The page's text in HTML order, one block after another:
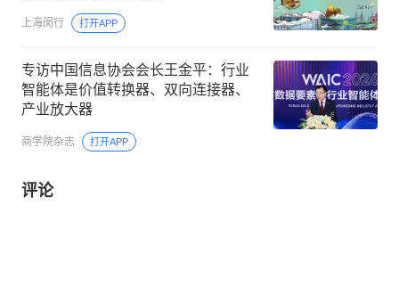
上海闵行 打开APP
专访中国信息协会会长王金平：行业
智能体是价值转换器、双向连接器、
产业放大器
商学院杂志 打开APP
评论